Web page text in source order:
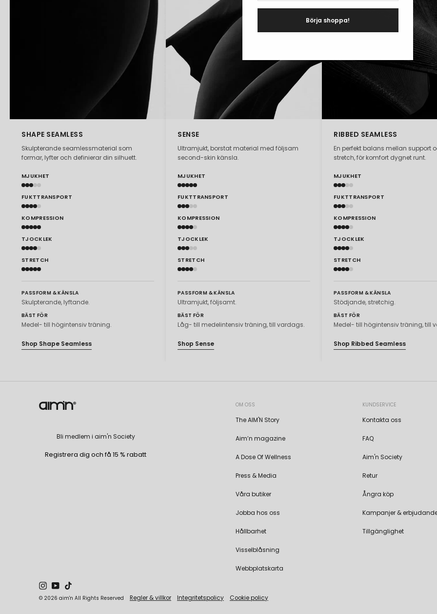
SHAPE SEAMLESS
Skulpterande seamlessmaterial som
formar, lyfter och definierar din silhuett.
MJUKHET
FUKTTRANSPORT
KOMPRESSION
TJOCKLEK
STRETCH
PASSFORM & KÄNSLA
Skulpterande, lyftande.
BÄST FÖR
Medel- till högintensiv träning.
Shop Shape Seamless
SENSE
Ultramjukt, borstat material med följsam
second-skin känsla.
MJUKHET
FUKTTRANSPORT
KOMPRESSION
TJOCKLEK
STRETCH
PASSFORM & KÄNSLA
Ultramjukt, följsamt.
BÄST FÖR
Låg- till medelintensiv träning, till vardags.
Shop Sense
RIBBED SEAMLESS
En perfekt balans mellan support
stretch, för komfort dygnet runt.
MJUKHET
FUKTTRANSPORT
KOMPRESSION
TJOCKLEK
STRETCH
PASSFORM & KÄNSLA
Stödjande, stretchig.
BÄST FÖR
Medel- till högintensiv träning, till
Shop Ribbed Seamless
Bli medlem i aim'n Society
Registrera dig och få 15 % rabatt
OM OSS
The AIM'N Story
Aim’n magazine
A Dose Of Wellness
Press & Media
Våra butiker
Jobba hos oss
Hållbarhet
Visselblåsning
Webbplatskarta
KUNDSERVICE
Kontakta oss
FAQ
Aim'n Society
Retur
Ångra köp
Kampanjer &
Tillgänglighet
Instagram
YouTube
© 2026 aim'n All Rights Reserved Regler & villkor Integritetspolicy Cookie policy
Börja shoppa!